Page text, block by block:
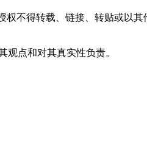
不得转载、链接、转贴或以
点和对其真实性负责。